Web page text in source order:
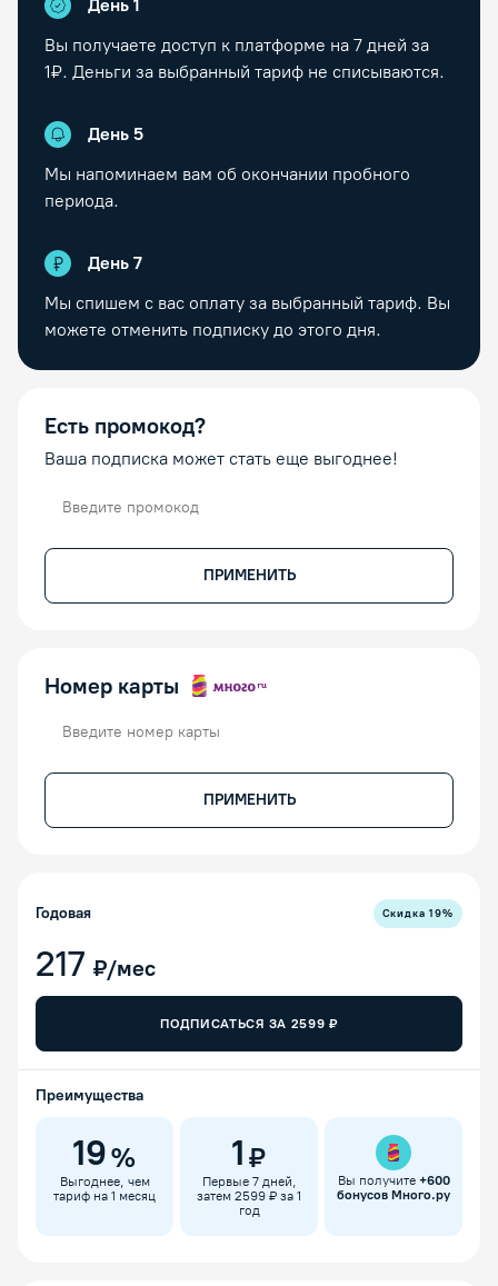
День 1
Вы получаете доступ к платформе на 7 дней за
1₽. Деньги за выбранный тариф не списываются.
День 5
Мы напоминаем вам об окончании пробного
периода.
День 7
Мы спишем с вас оплату за выбранный тариф. Вы
можете отменить подписку до этого дня.
Есть промокод?
Ваша подписка может стать еще выгоднее!
ПРИМЕНИТЬ
Номер карты
ПРИМЕНИТЬ
Годовая Скидка19%
217 ₽/мес
ПОДПИСАТЬСЯ ЗА 2599 ₽
Преимущества
19%
Выгоднее, чем
тариф на 1 месяц
1 ₽
Первые 7 дней,
затем 2599 ₽ за 1
год
Вы получите +600
бонусов Много.ру